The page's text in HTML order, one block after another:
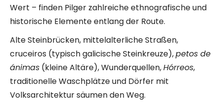
Wert – finden Pilger zahlreiche ethnografische und
historische Elemente entlang der Route.
Alte Steinbrücken, mittelalterliche Straßen,
cruceiros (typisch galicische Steinkreuze),petos de
ánimas (kleine Altäre), Wunderquellen,Hórreos,
traditionelle Waschplätze und Dörfer mit
Volksarchitektur säumen den Weg.